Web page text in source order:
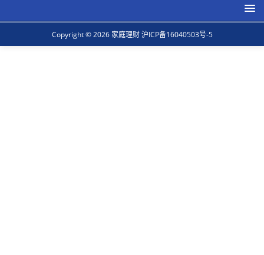
Copyright © 2026 家庭理财沪ICP备16040503号-5